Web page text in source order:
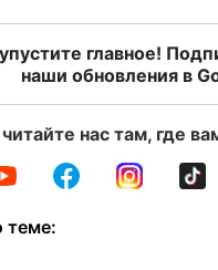
главное!
наши обновления в
нас там, где
теме: